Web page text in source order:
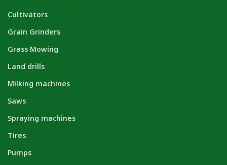
Cultivators
Grain Grinders
Grass Mowing
Land drills
Milking machines
Saws
Spraying machines
Tires
Pumps